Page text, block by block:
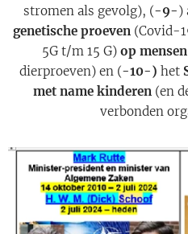
stromen als gevolg), (-9-)
genetische proeven(Covid-
5G t/m 15 G) op mensen
dierproeven) en (-10-) het
met name kinderen(en
verbonden